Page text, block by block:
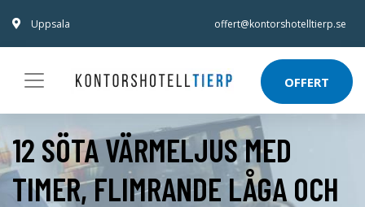
Uppsala offert@kontorshotelltierp.se
OFFERT
12 SÖTA VÄRMELJUS MED
TIMER, FLIMRANDE LÅGA OCH